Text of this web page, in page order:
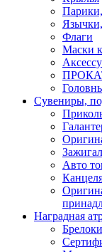
Флаги
Маски
ПРОКАТ
Сувениры,
Авто
Наградная
Брелоки